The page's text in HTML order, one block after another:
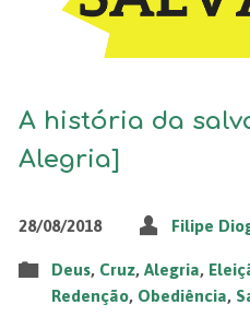
A história da
Alegria]
28/08/2018 Filipe
Deus, Cruz, Alegria,
Redenção, Obediência,